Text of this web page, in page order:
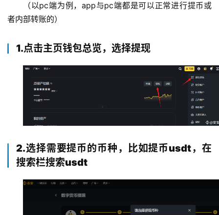
（以pc端为例，app与pc端都是可以正常进行提币或
者内部转账的）
1.点击主页钱包总览，选择提现
2.选择需要提币的币种，比如提币usdt，在
搜索栏搜索usdt